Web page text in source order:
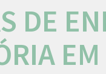
DE